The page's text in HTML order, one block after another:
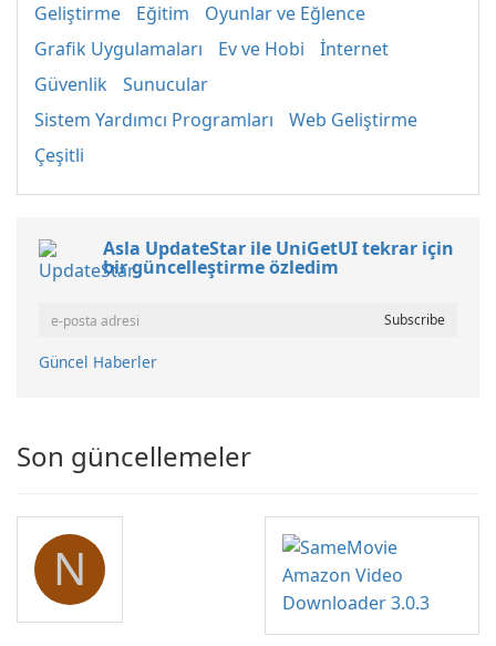
Geliştirme
Eğitim
Oyunlar ve Eğlence
Grafik Uygulamaları
Ev ve Hobi
İnternet
Güvenlik
Sunucular
Sistem Yardımcı Programları
Web Geliştirme
Çeşitli
Asla UpdateStar ile UniGetUI tekrar için
bir güncelleştirme özledim
Güncel Haberler
Son güncellemeler
N